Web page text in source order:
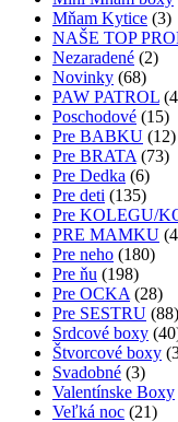
Mňam Kytice (3)
NAŠE TOP
Nezaradené (2)
Novinky (68)
PAW PATROL
Poschodové (15)
Pre BABKU (12)
Pre BRATA (73)
Pre Dedka (6)
Pre deti (135)
Pre KOLEGU/
PRE MAMKU
Pre neho (180)
Pre ňu (198)
Pre OCKA (28)
Pre SESTRU (88)
Srdcové boxy
Štvorcové boxy
Svadobné (3)
Valentínske Boxy
Veľká noc (21)